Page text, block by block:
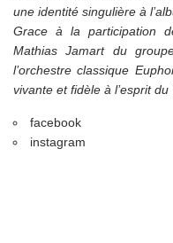
une identité singulière à
Grace à la participation
Mathias Jamart du
l’orchestre classique
vivante et fidèle à l’esprit du
facebook
instagram